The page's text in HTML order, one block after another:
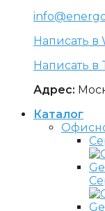
Написать в
Написать в
Адрес:
Каталог